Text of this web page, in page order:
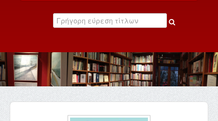
Κατάλογος
Εκδηλώσεις
Επικοινωνία